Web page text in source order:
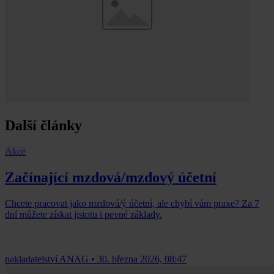
Další články
Akce
Začínající mzdová/mzdový účetní
Chcete pracovat jako mzdová/ý účetní, ale chybí vám praxe? Za 7
dní můžete získat jistotu i pevné základy.
nakladatelství ANAG • 30. března 2026, 08:47